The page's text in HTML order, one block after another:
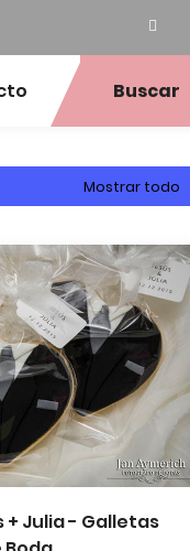
Buscar
Mostrar todo
+ Julia - Galletas